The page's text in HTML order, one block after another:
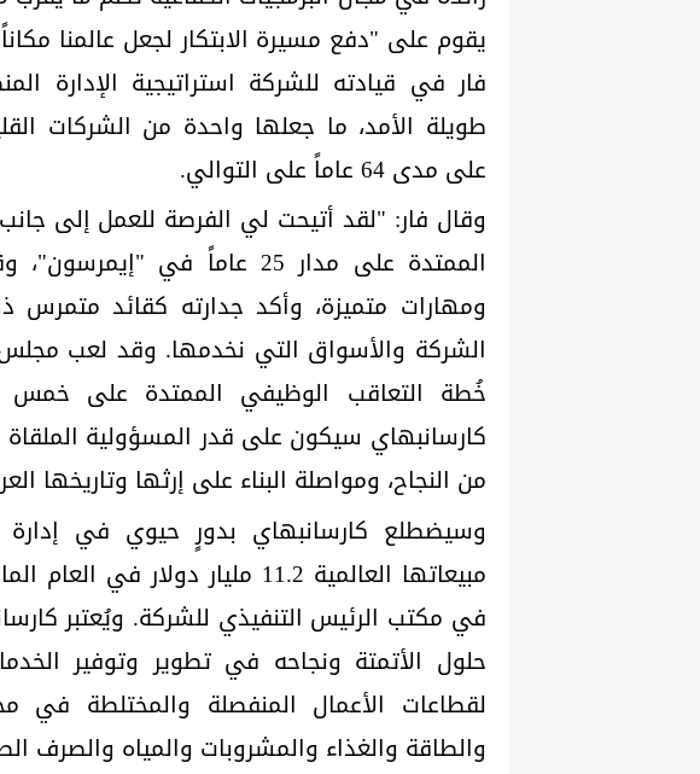
يقوم على "دفع مسيرة الابتكار لجعل عالمنا
فار في قيادته للشركة استراتيجية
طويلة الأمد، ما جعلها واحدة من الشركات
على مدى 64 عاماً على التوالي.
وقال فار: "لقد أتيحت لي الفرصة للعمل إلى
الممتدة على مدار 25 عاماً في
ومهارات متميزة، وأكد جدارته كقائد
الشركة والأسواق التي نخدمها. وقد لعب مجلس
خُطة التعاقب الوظيفي الممتدة على خمس
كارسانبهاي سيكون على قدر المسؤولية
من النجاح، ومواصلة البناء على إرثها وتاريخها
وسيضطلع كارسانبهاي بدورٍ حيوي في
مبيعاتها العالمية 11.2 مليار
في مكتب الرئيس التنفيذي للشركة. ويُعتبر
حلول الأتمتة ونجاحه في تطوير وتوفير
لقطاعات الأعمال المنفصلة والمختلطة في
والطاقة والغذاء والمشروبات والمياه والصرف